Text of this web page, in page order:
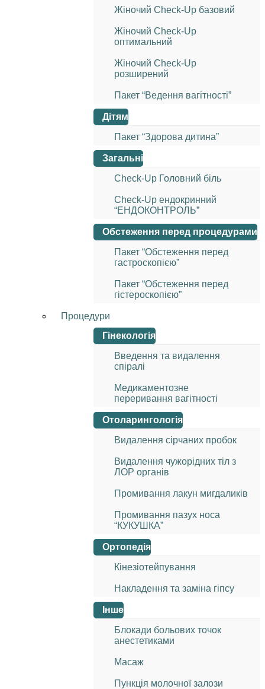
Жіночий Check-Up базовий
Жіночий Check-Up
оптимальний
Жіночий Check-Up
розширений
Пакет “Ведення вагітності”
Дітям
Пакет “Здорова дитина”
Загальні
Check-Up Головний біль
Check-Up ендокринний
“ЕНДОКОНТРОЛЬ”
Обстеження перед процедурами
Пакет “Обстеження перед
гастроскопією”
Пакет “Обстеження перед
гістероскопією”
Процедури
Гінекологія
Введення та видалення
спіралі
Медикаментозне
переривання вагітності
Отоларингологія
Видалення сірчаних пробок
Видалення чужорідних тіл з
ЛОР органів
Промивання лакун мигдаликів
Промивання пазух носа
“КУКУШКА”
Ортопедія
Кінезіотейпування
Накладення та заміна гіпсу
Інше
Блокади больових точок
анестетиками
Масаж
Пункція молочної залози